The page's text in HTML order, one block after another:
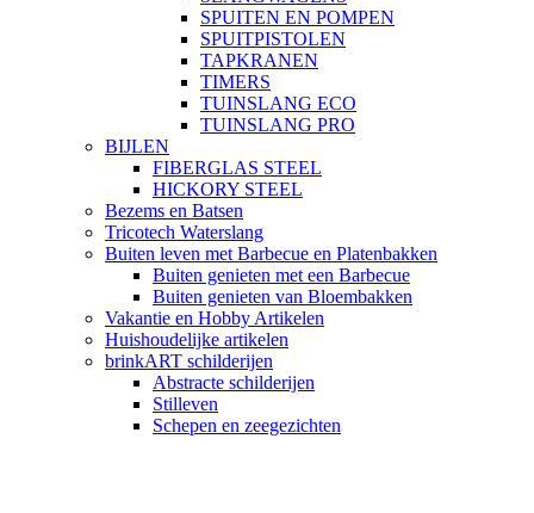
SPUITEN EN POMPEN
SPUITPISTOLEN
TAPKRANEN
TIMERS
TUINSLANG ECO
TUINSLANG PRO
BIJLEN
FIBERGLAS STEEL
HICKORY STEEL
Bezems en Batsen
Tricotech Waterslang
Buiten leven met Barbecue en Platenbakken
Buiten genieten met een Barbecue
Buiten genieten van Bloembakken
Vakantie en Hobby Artikelen
Huishoudelijke artikelen
brinkART schilderijen
Abstracte schilderijen
Stilleven
Schepen en zeegezichten